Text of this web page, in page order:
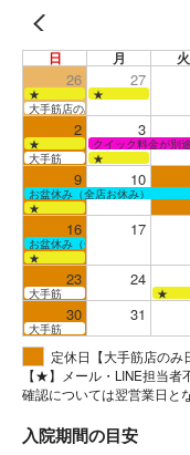
日 月 火
26 27
★ ★
大手筋店のみ営業
2 3
★
クイック料金が別
大手筋
★
9 10
お盆休み（全店お休み）
★
16 17
お盆休み（全店お休み）
★
23 24
大手筋 ★
30 31
大手筋
定休日【大
【★】メール・LINE担当
確認については翌営業日と
入院期間の目安